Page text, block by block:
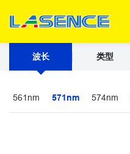
波长 类型
561nm 571nm 574nm